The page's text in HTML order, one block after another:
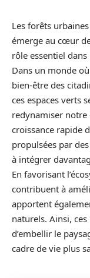
Les forêts
émerge au cœur
rôle essentiel
Dans un monde
bien-être des
ces espaces verts
redynamiser notre
croissance rapide
propulsées par
à intégrer
En favorisant
contribuent à
apportent
naturels. Ainsi,
d’embellir le
cadre de vie plus